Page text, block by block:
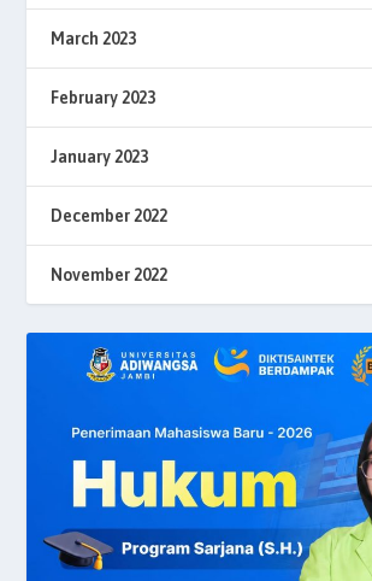
March 2023
February 2023
January 2023
December 2022
November 2022